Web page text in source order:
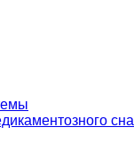
сна